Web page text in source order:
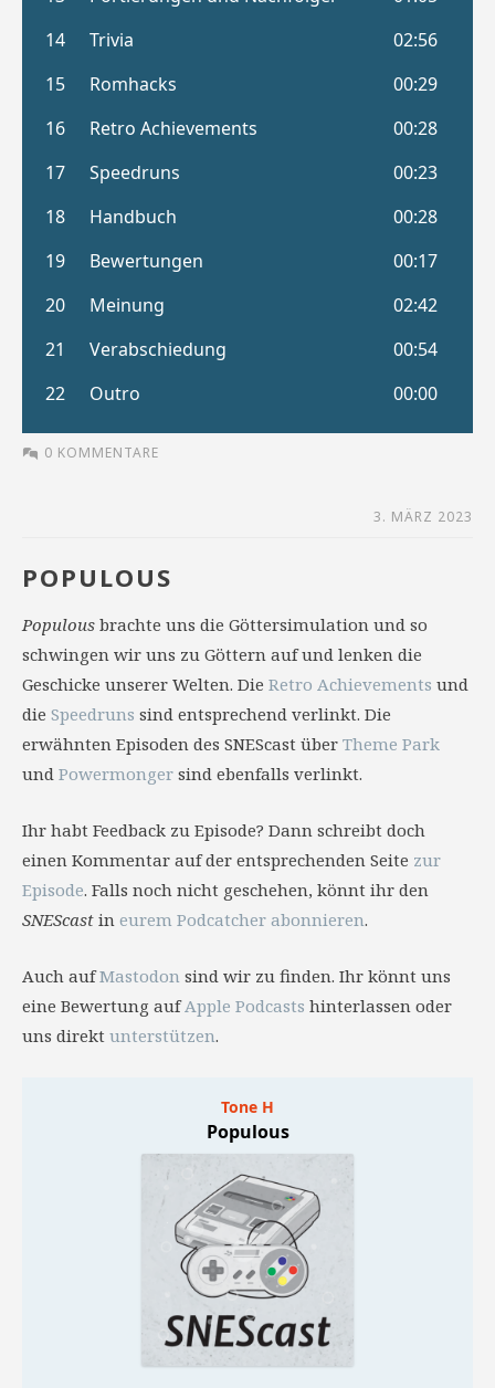
0 KOMMENTARE
3. MÄRZ 2023
POPULOUS
Populous brachte uns die Göttersimulation und so
schwingen wir uns zu Göttern auf und lenken die
Geschicke unserer Welten. Die Retro Achievements und
die Speedruns sind entsprechend verlinkt. Die
erwähnten Episoden des SNEScast über Theme Park
und Powermonger sind ebenfalls verlinkt.
Ihr habt Feedback zu Episode? Dann schreibt doch
einen Kommentar auf der entsprechenden Seite zur
Episode. Falls noch nicht geschehen, könnt ihr den
SNEScast in eurem Podcatcher abonnieren.
Auch aufMastodon sind wir zu finden. Ihr könnt uns
eine Bewertung aufApple Podcasts hinterlassen oder
uns direkt unterstützen.